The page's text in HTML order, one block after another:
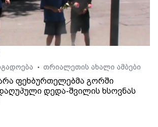
• თრიალეთის ახალი ამბები
ფეხბურთელებმა გორში
დედა-შვილის ხსოვნას